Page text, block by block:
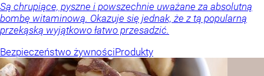
Są chrupiące, pyszne i powszechnie uważane za absolutną
bombę witaminową. Okazuje się jednak, że z tą popularną
przekąską wyjątkowo łatwo przesadzić.
Bezpieczeństwo żywnościProdukty